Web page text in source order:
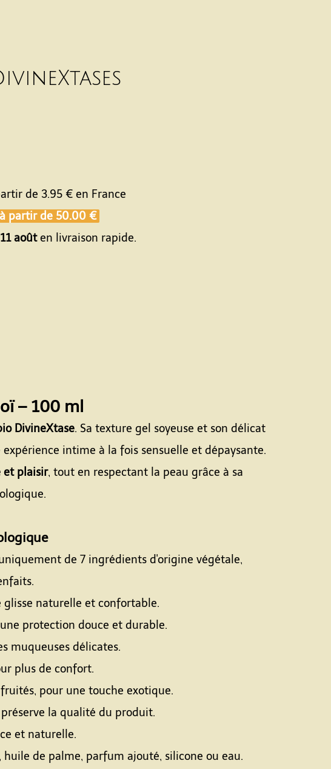
de 3.95 € en France
partir de 50.00 €
aoûten livraison rapide.
– 100 ml
DivineXtase. Sa texture gel soyeuse et son délicat
intime à la fois sensuelle et dépaysante.
et plaisir, tout en respectant la peau grâce à sa
de 7 ingrédients d'origine végétale,
naturelle et confortable.
protection douce et durable.
muqueuses délicates.
plus de confort.
pour une touche exotique.
la qualité du produit.
et naturelle.
de palme, parfum ajouté, silicone ou eau.